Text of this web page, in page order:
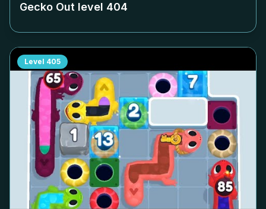
Gecko Out level 404
Level 405